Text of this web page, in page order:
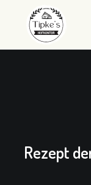
LANDEIS
Rezept